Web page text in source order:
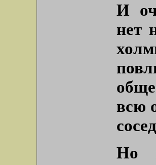
И
нет
всю
Но